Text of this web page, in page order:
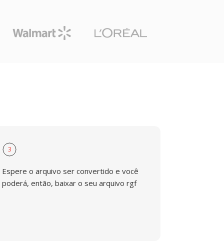
3
Espere o arquivo ser convertido e você
poderá, então, baixar o seu arquivo rgf